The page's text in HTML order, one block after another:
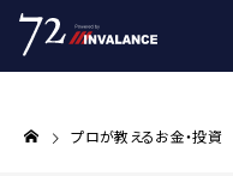
プロが教えるお金・投資